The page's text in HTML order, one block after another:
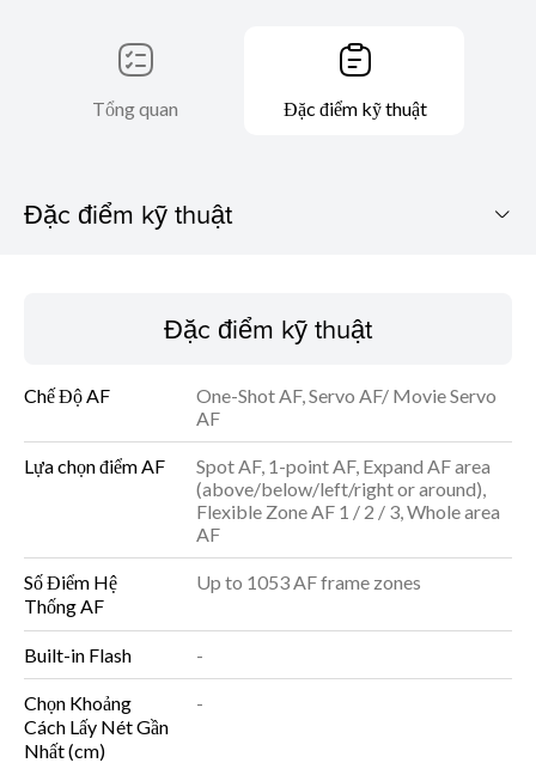
Tổng quan Đặc điểm kỹ thuật
Đặc điểm kỹ thuật
Tải về Tài liệuĐặc điểm kỹ thuật
Chế Độ AF
One-Shot AF, Servo AF/ Movie Servo
AF
Lựa chọn điểm AF
Spot AF, 1-point AF, Expand AF area
(above/below/left/right or around),
Flexible Zone AF 1 / 2 / 3, Whole area
AF
Số Điểm Hệ
Thống AF
Up to 1053 AF frame zones
Built-in Flash -
Chọn Khoảng
Cách Lấy Nét Gần
Nhất (cm)
-